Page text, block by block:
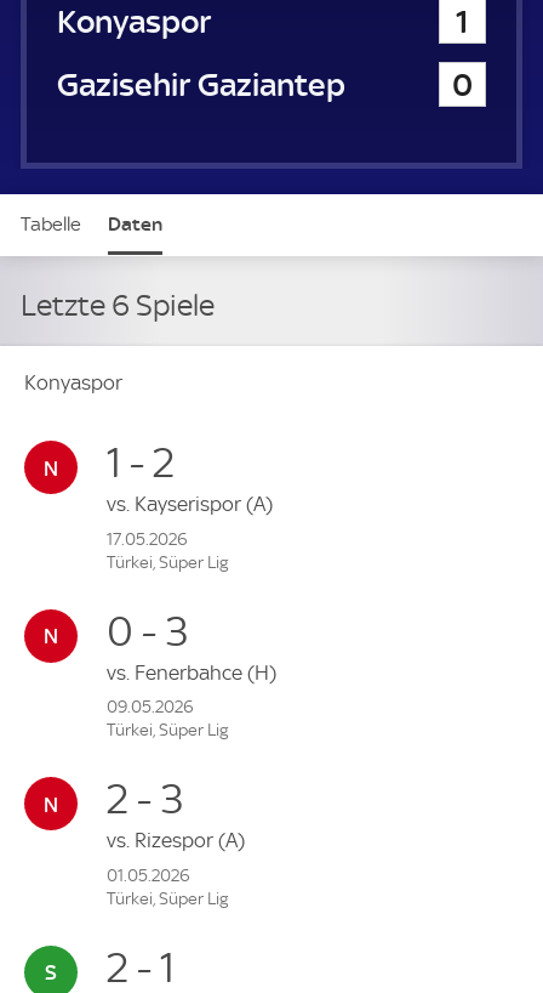
Konyaspor
1
Gazisehir Gaziantep
0
Tabelle Daten
Letzte 6 Spiele
Konyaspor
1 - 2
vs. Kayserispor (A)
17.05.2026
Türkei, Süper Lig
0 - 3
vs. Fenerbahce (H)
09.05.2026
Türkei, Süper Lig
2 - 3
vs. Rizespor (A)
01.05.2026
Türkei, Süper Lig
2 - 1